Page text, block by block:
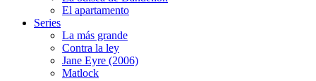
El apartamento
Series
La más grande
Contra la ley
Jane Eyre (2006)
Matlock